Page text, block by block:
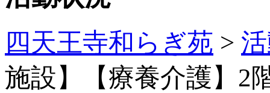
四天王寺和らぎ苑 >
施設】【療養介護】2